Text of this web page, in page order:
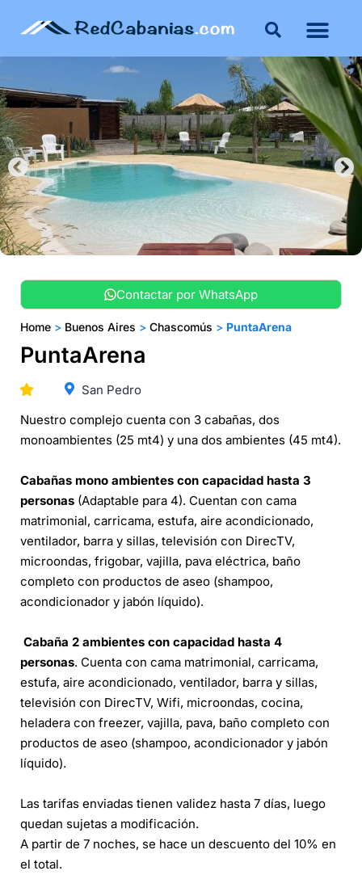
Contactar por WhatsApp
Home > Buenos Aires > Chascomús > PuntaArena
PuntaArena
San Pedro
Nuestro complejo cuenta con 3 cabañas, dos
monoambientes (25 mt4) y una dos ambientes (45 mt4).
Cabañas mono ambientes con capacidad hasta 3
personas (Adaptable para 4). Cuentan con cama
matrimonial, carricama, estufa, aire acondicionado,
ventilador, barra y sillas, televisión con DirecTV,
microondas, frigobar, vajilla, pava eléctrica, baño
completo con productos de aseo (shampoo,
acondicionador y jabón líquido).
Cabaña 2 ambientes con capacidad hasta 4
personas. Cuenta con cama matrimonial, carricama,
estufa, aire acondicionado, ventilador, barra y sillas,
televisión con DirecTV, Wifi, microondas, cocina,
heladera con freezer, vajilla, pava, baño completo con
productos de aseo (shampoo, acondicionador y jabón
líquido).
Las tarifas enviadas tienen validez hasta 7 días, luego
quedan sujetas a modificación.
A partir de 7 noches, se hace un descuento del 10% en
el total.